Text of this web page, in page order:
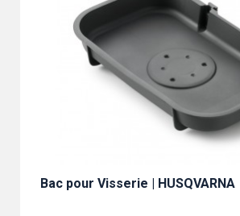
Bac pour Visserie | HUSQVARNA